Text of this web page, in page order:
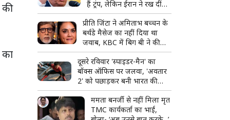
हैं ट्रंप, लेकिन ईरान ने रख दीं
कई कड़ी शर्तें
प्रीति जिंटा ने अमिताभ बच्चन के
बर्थडे मैसेज का नहीं दिया था
जवाब, KBC में बिग बी ने की
शिकायत; दिखाया सबूत
दूसरे रविवार 'स्पाइडर-मैन' का
बॉक्स ऑफिस पर जलवा, 'अवतार
2' को पछाड़कर बनी भारत की
सबसे ज्यादा कमाई करने वाली
हॉलीवुड फिल्म
ममता बनर्जी से नहीं मिला मृत
TMC कार्यकर्ता का भाई,